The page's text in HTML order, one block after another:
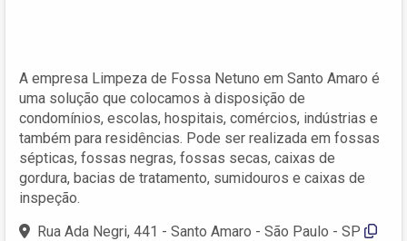
A empresa Limpeza de Fossa Netuno em Santo Amaro é
uma solução que colocamos à disposição de
condomínios, escolas, hospitais, comércios, indústrias e
também para residências. Pode ser realizada em fossas
sépticas, fossas negras, fossas secas, caixas de
gordura, bacias de tratamento, sumidouros e caixas de
inspeção.
Rua Ada Negri, 441 - Santo Amaro - São Paulo - SP